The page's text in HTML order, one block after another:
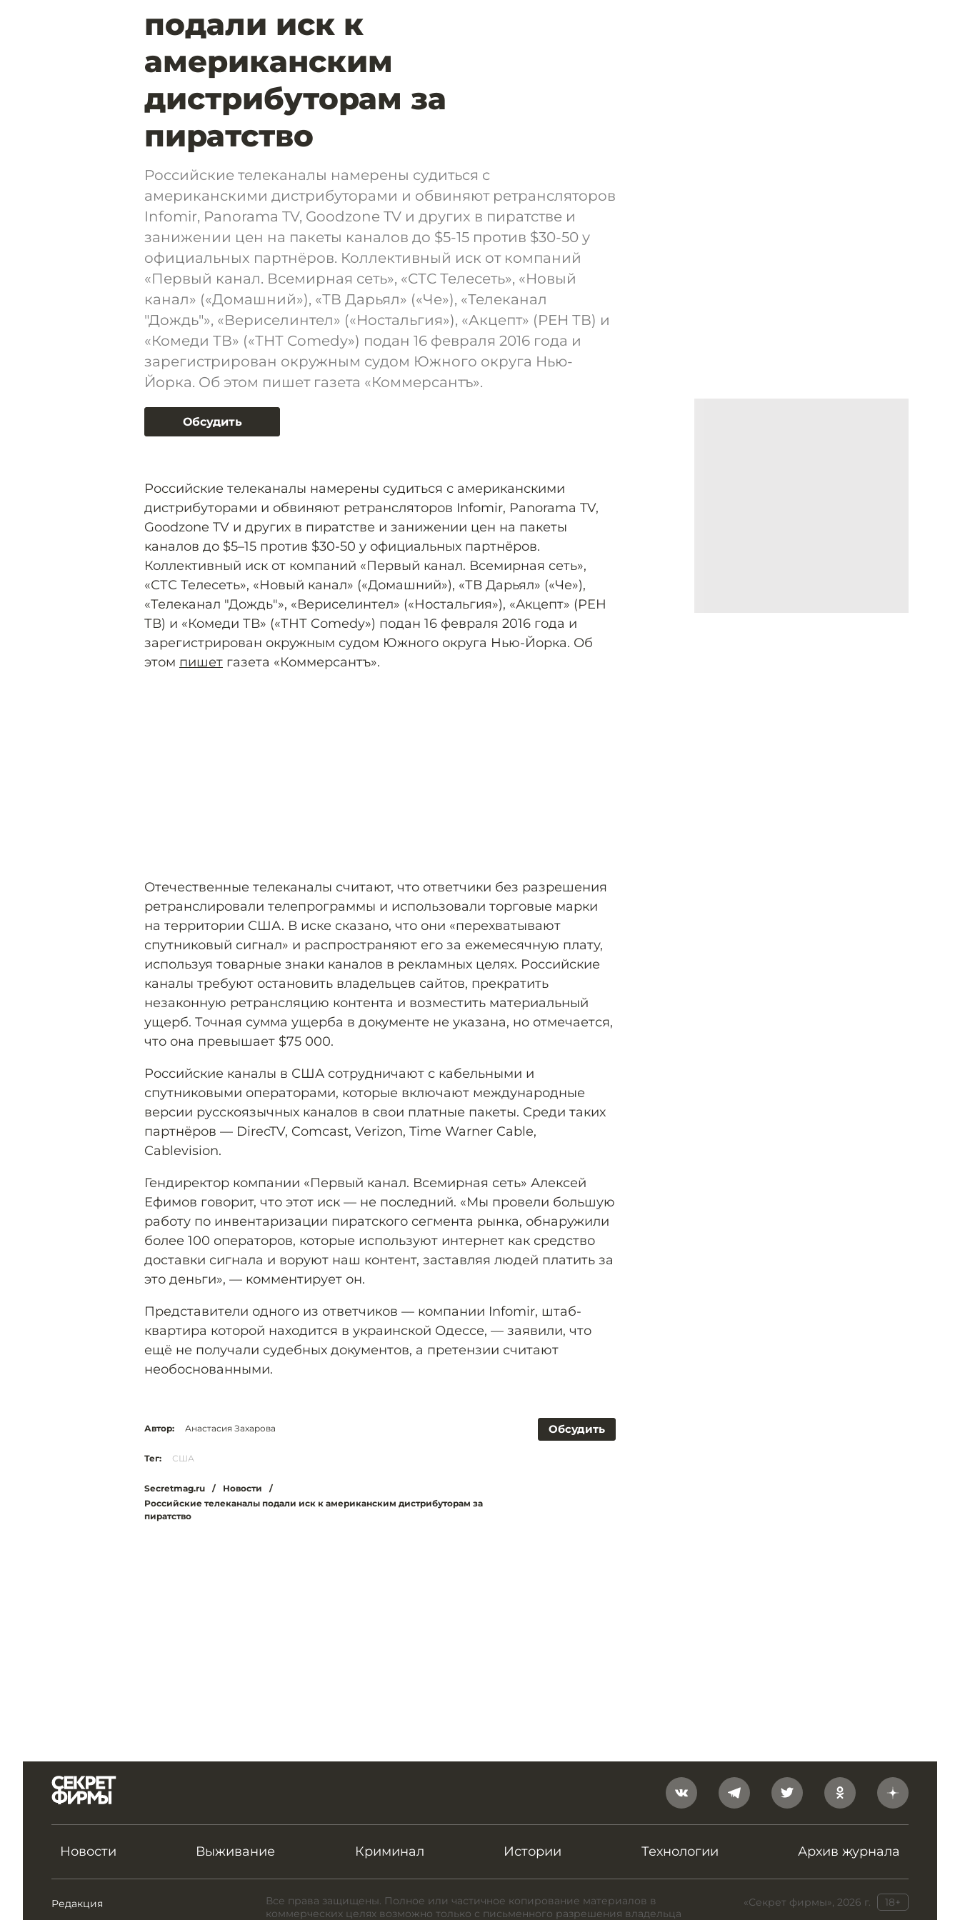
подали иск к
американским
дистрибуторам за
пиратство
Российские телеканалы намерены судиться с
американскими дистрибуторами и обвиняют ретрансляторов
Infomir, Panorama TV, Goodzone TV и других в пиратстве и
занижении цен на пакеты каналов до $5-15 против $30-50 у
официальных партнёров. Коллективный иск от компаний
«Первый канал. Всемирная сеть», «СТС Телесеть», «Новый
канал» («Домашний»), «ТВ Дарьял» («Че»), «Телеканал
"Дождь"», «Вериселинтел» («Ностальгия»), «Акцепт» (РЕН ТВ) и
«Комеди ТВ» («ТНТ Comedy») подан 16 февраля 2016 года и
зарегистрирован окружным судом Южного округа Нью-
Йорка. Об этом пишет газета «Коммерсантъ».
Обсудить
Российские телеканалы намерены судиться с американскими
дистрибуторами и обвиняют ретрансляторов Infomir, Panorama TV,
Goodzone TV и других в пиратстве и занижении цен на пакеты
каналов до $5–15 против $30-50 у официальных партнёров.
Коллективный иск от компаний «Первый канал. Всемирная сеть»,
«СТС Телесеть», «Новый канал» («Домашний»), «ТВ Дарьял» («Че»),
«Телеканал "Дождь"», «Вериселинтел» («Ностальгия»), «Акцепт» (РЕН
ТВ) и «Комеди ТВ» («ТНТ Comedy») подан 16 февраля 2016 года и
зарегистрирован окружным судом Южного округа Нью-Йорка. Об
этом пишет газета «Коммерсантъ».
Отечественные телеканалы считают, что ответчики без разрешения
ретранслировали телепрограммы и использовали торговые марки
на территории США. В иске сказано, что они «перехватывают
спутниковый сигнал» и распространяют его за ежемесячную плату,
используя товарные знаки каналов в рекламных целях. Российские
каналы требуют остановить владельцев сайтов, прекратить
незаконную ретрансляцию контента и возместить материальный
ущерб. Точная сумма ущерба в документе не указана, но отмечается,
что она превышает $75 000.
Российские каналы в США сотрудничают с кабельными и
спутниковыми операторами, которые включают международные
версии русскоязычных каналов в свои платные пакеты. Среди таких
партнёров — DirecTV, Comcast, Verizon, Time Warner Cable,
Cablevision.
Гендиректор компании «Первый канал. Всемирная сеть» Алексей
Ефимов говорит, что этот иск — не последний. «Мы провели большую
работу по инвентаризации пиратского сегмента рынка, обнаружили
более 100 операторов, которые используют интернет как средство
доставки сигнала и воруют наш контент, заставляя людей платить за
это деньги», — комментирует он.
Представители одного из ответчиков — компании Infomir, штаб-
квартира которой находится в украинской Одессе, — заявили, что
ещё не получали судебных документов, а претензии считают
необоснованными.
Обсудить
Автор: Анастасия Захарова
Тег: США
Secretmag.ru / Новости
/
Российские телеканалы подали иск к американским дистрибуторам за
пиратство
Новости Выживание Криминал Истории Технологии Архив журнала
Редакция «Секрет фирмы», 2026 г.
18+
Все права защищены. Полное или частичное копирование материалов в
коммерческих целях возможно только с письменного разрешения владельца